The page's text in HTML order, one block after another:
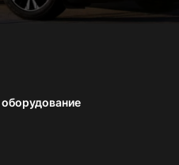
оборудование